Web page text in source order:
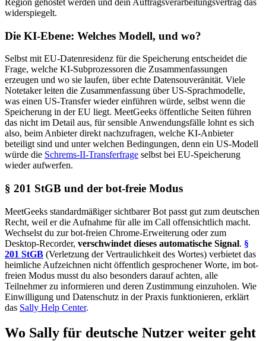
Region gehostet werden und dein Auftragsverarbeitungsvertrag das
widerspiegelt.
Die KI-Ebene: Welches Modell, und wo?
Selbst mit EU-Datenresidenz für die Speicherung entscheidet die
Frage, welche KI-Subprozessoren die Zusammenfassungen
erzeugen und wo sie laufen, über echte Datensouveränität. Viele
Notetaker leiten die Zusammenfassung über US-Sprachmodelle,
was einen US-Transfer wieder einführen würde, selbst wenn die
Speicherung in der EU liegt. MeetGeeks öffentliche Seiten führen
das nicht im Detail aus, für sensible Anwendungsfälle lohnt es sich
also, beim Anbieter direkt nachzufragen, welche KI-Anbieter
beteiligt sind und unter welchen Bedingungen, denn ein US-Modell
würde die Schrems-II-Transferfrage selbst bei EU-Speicherung
wieder aufwerfen.
§ 201 StGB und der bot-freie Modus
MeetGeeks standardmäßiger sichtbarer Bot passt gut zum deutschen
Recht, weil er die Aufnahme für alle im Call offensichtlich macht.
Wechselst du zur bot-freien Chrome-Erweiterung oder zum
Desktop-Recorder, verschwindet dieses automatische Signal. §
201 StGB (Verletzung der Vertraulichkeit des Wortes) verbietet das
heimliche Aufzeichnen nicht öffentlich gesprochener Worte, im bot-
freien Modus musst du also besonders darauf achten, alle
Teilnehmer zu informieren und deren Zustimmung einzuholen. Wie
Einwilligung und Datenschutz in der Praxis funktionieren, erklärt
das Sally Help Center.
Wo Sally für deutsche Nutzer weiter geht